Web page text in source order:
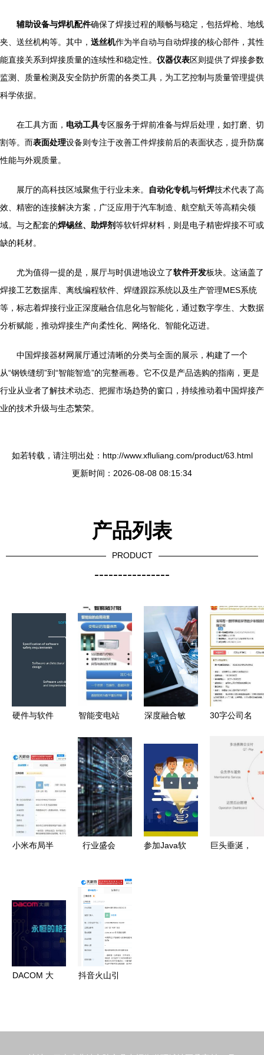
辅助设备与焊机配件确保了焊接过程的顺畅与稳定，包括焊枪、地线
夹、送丝机构等。其中， 送丝机作为半自动与自动焊接的核心部件，其性
能直接关系到焊接质量的连续性和稳定性。 仪器仪表区则提供了焊接参数
监测、质量检测及安全防护所需的各类工具，为工艺控制与质量管理提供
科学依据。
在工具方面， 电动工具专区服务于焊前准备与焊后处理，如打磨、切
割等。而表面处理设备则专注于改善工件焊接前后的表面状态，提升防腐
性能与外观质量。
展厅的高科技区域聚焦于行业未来。 自动化专机与钎焊技术代表了高
效、精密的连接解决方案，广泛应用于汽车制造、航空航天等高精尖领
域。与之配套的焊锡丝、助焊剂等软钎焊材料，则是电子精密焊接不可或
缺的耗材。
尤为值得一提的是，展厅与时俱进地设立了软件开发板块。这涵盖了
焊接工艺数据库、离线编程软件、焊缝跟踪系统以及生产管理MES系统
等，标志着焊接行业正深度融合信息化与智能化，通过数字孪生、大数据
分析赋能，推动焊接生产向柔性化、网络化、智能化迈进。
中国焊接器材网展厅通过清晰的分类与全面的展示，构建了一个
从“钢铁缝纫”到“智能智造”的完整画卷。它不仅是产品选购的指南，更是
行业从业者了解技术动态、把握市场趋势的窗口，持续推动着中国焊接产
业的技术升级与生态繁荣。
如若转载，请注明出处：http://www.xfluliang.com/product/63.html
更新时间：2026-08-08 08:15:34
产品列表
PRODUCT
----------------
硬件与软件
周期及信息
系统集成服
智能变电站
相关技术的
深度解析
聚焦计算机
软硬件及辅
助设备零售
深度融合敏
Scrum框架
下如何用增
强现实仪表
板与版本控
制护航软件
30字公司名
议，“一口
气念不
故事
小米布局半
乐飞进军计
零售市场
行业盛会
国国际信息
通信展览会
在京举行，
勾勒信息系
统集成服务
新蓝图
参加Java软
巨头垂涎，
DACOM 大
抖音火山引